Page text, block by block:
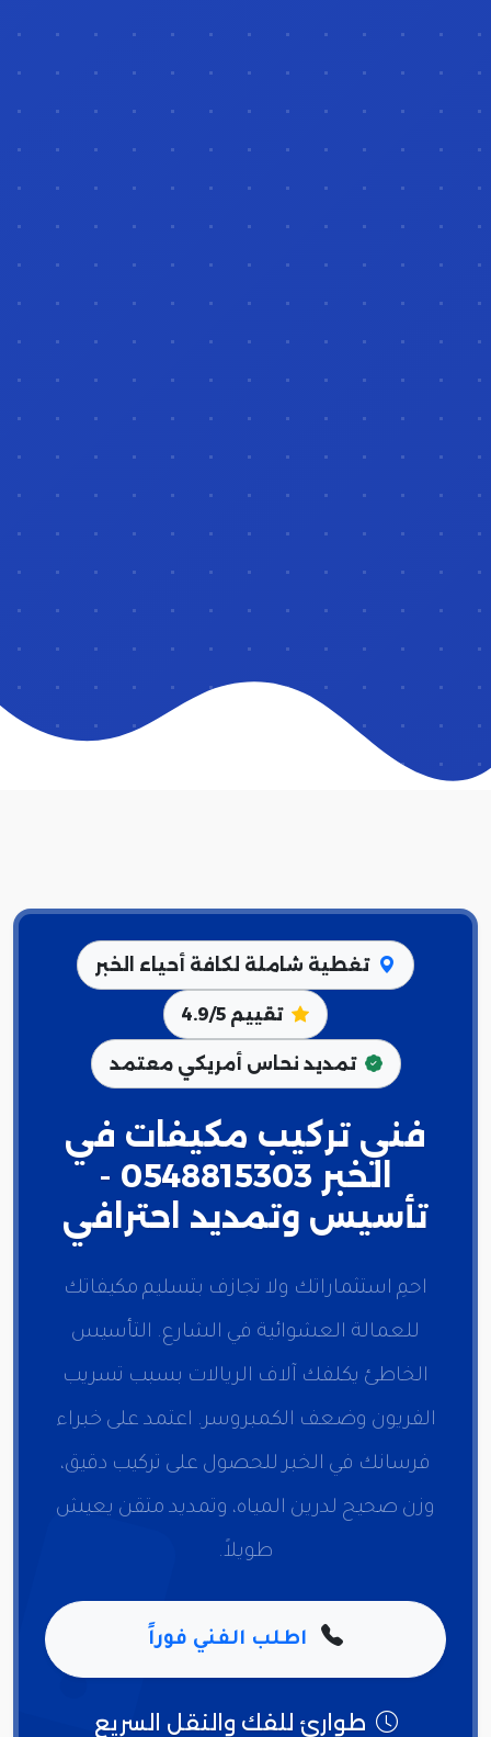
تغطية شاملة لكافة أحياء الخبر
تقييم 4.9/5
تمديد نحاس أمريكي معتمد
فني تركيب مكيفات في
الخبر 0548815303 -
تأسيس وتمديد احترافي
احمِ استثماراتك ولا تجازف بتسليم مكيفاتك
للعمالة العشوائية في الشارع. التأسيس
الخاطئ يكلفك آلاف الريالات بسبب تسريب
الفريون وضعف الكمبروسر. اعتمد على خبراء
فرسانك في الخبر للحصول على تركيب دقيق،
وزن صحيح لدرين المياه، وتمديد متقن يعيش
طويلاً.
اطلب الفني فوراً
طوارئ للفك والنقل السريع